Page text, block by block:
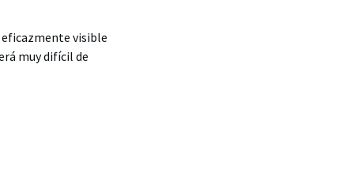
eficazmente visible
muy difícil de